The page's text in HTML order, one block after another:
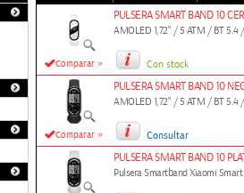
Comparar »
PULSERA SMART BAND 10
AMOLED 1,72" / 5 ATM / BT 5.4
Con stock
Comparar »
PULSERA SMART BAND 10
AMOLED 1,72" / 5 ATM / BT 5.4
Consultar
PULSERA SMART BAND 10
Pulsera Smartband Xiaomi